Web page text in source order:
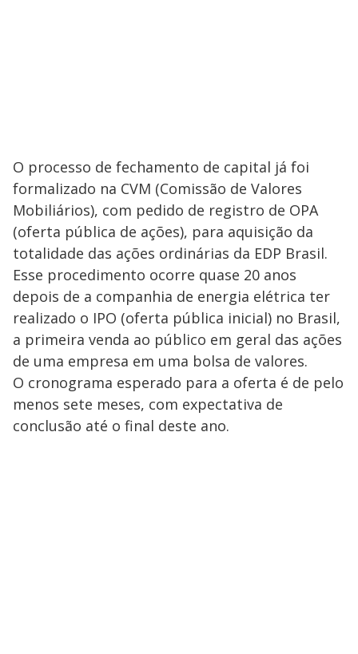
O processo de fechamento de capital já foi
formalizado na CVM (Comissão de Valores
Mobiliários), com pedido de registro de OPA
(oferta pública de ações), para aquisição da
totalidade das ações ordinárias da EDP Brasil.
Esse procedimento ocorre quase 20 anos
depois de a companhia de energia elétrica ter
realizado o IPO (oferta pública inicial) no Brasil,
a primeira venda ao público em geral das ações
de uma empresa em uma bolsa de valores.
O cronograma esperado para a oferta é de pelo
menos sete meses, com expectativa de
conclusão até o final deste ano.